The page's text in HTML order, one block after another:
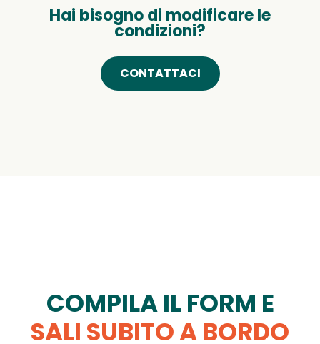
Hai bisogno di modificare le
condizioni?
CONTATTACI
COMPILA IL FORM E
SALI SUBITO A BORDO